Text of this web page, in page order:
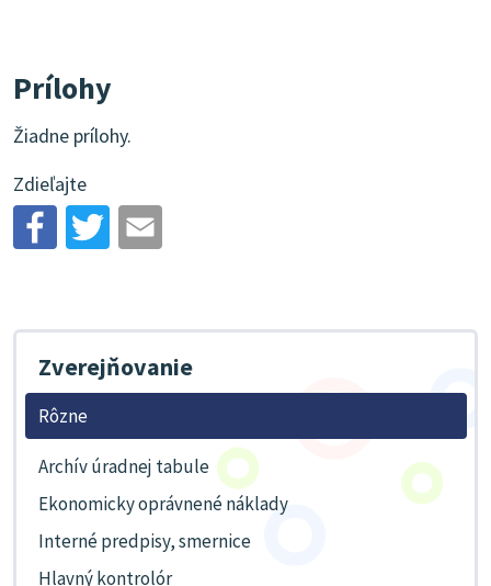
Prílohy
Žiadne prílohy.
Zdieľajte
Zverejňovanie
Rôzne
Archív úradnej tabule
Ekonomicky oprávnené náklady
Interné predpisy, smernice
Hlavný kontrolór